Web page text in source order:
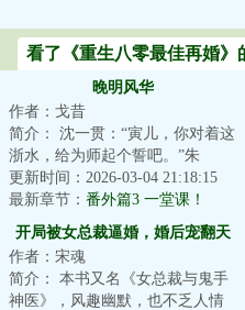
看了《重生八零最佳再婚》
晚明风华
作者：戈昔
简介： 沈一贯：“寅儿，你对着这
浙水，给为师起个誓吧。”朱
寅：“先生要学生起个什么誓？”沈
一...
更新时间：2026-03-04 21:18:15
最新章节： 番外篇3 一堂课！
开局被女总裁逼婚，婚后宠翻天
作者：宋魂
简介： 本书又名《女总裁与鬼手
神医》，风趣幽默，也不乏人情